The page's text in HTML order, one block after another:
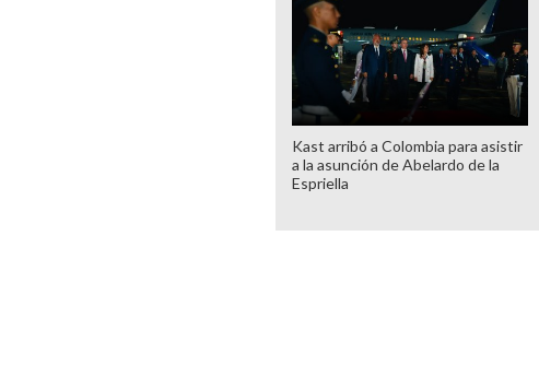
Kast arribó a Colombia para asistir
a la asunción de Abelardo de la
Espriella